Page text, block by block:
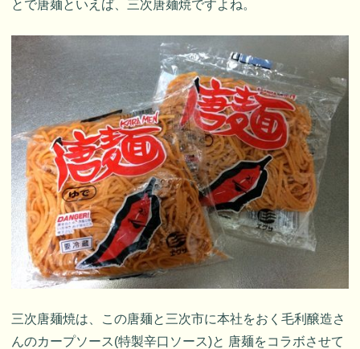
とで唐麺といえば、三次唐麺焼ですよね。
三次唐麺焼は、この唐麺と三次市に本社をおく毛利醸造さ
んのカープソース(特製辛口ソース)と 唐麺をコラボさせて